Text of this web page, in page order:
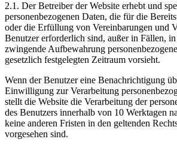
2.1. Der Betreiber der Website erhebt und
personenbezogenen Daten, die für die
oder die Erfüllung von Vereinbarungen und
Benutzer erforderlich sind, außer in Fällen, in
zwingende Aufbewahrung
gesetzlich festgelegten Zeitraum vorsieht.
Wenn der Benutzer eine Benachrichtigung
Einwilligung zur Verarbeitung
stellt die Website die Verarbeitung der
des Benutzers innerhalb von 10 Werktagen
keine anderen Fristen in den geltenden
vorgesehen sind.